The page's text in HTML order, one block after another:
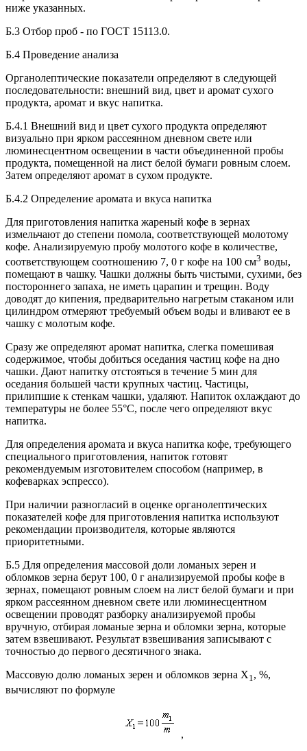
ниже указанных.
Б.3 Отбор проб - по ГОСТ 15113.0.
Б.4 Проведение анализа
Органолептические показатели определяют в следующей
последовательности: внешний вид, цвет и аромат сухого
продукта, аромат и вкус напитка.
Б.4.1 Внешний вид и цвет сухого продукта определяют
визуально при ярком рассеянном дневном свете или
люминесцентном освещении в части объединенной пробы
продукта, помещенной на лист белой бумаги ровным слоем.
Затем определяют аромат в сухом продукте.
Б.4.2 Определение аромата и вкуса напитка
Для приготовления напитка жареный кофе в зернах
измельчают до степени помола, соответствующей молотому
кофе. Анализируемую пробу молотого кофе в количестве,
соответствующем соотношению 7, 0 г кофе на 100 см3 воды,
помещают в чашку. Чашки должны быть чистыми, сухими, без
постороннего запаха, не иметь царапин и трещин. Воду
доводят до кипения, предварительно нагретым стаканом или
цилиндром отмеряют требуемый объем воды и вливают ее в
чашку с молотым кофе.
Сразу же определяют аромат напитка, слегка помешивая
содержимое, чтобы добиться оседания частиц кофе на дно
чашки. Дают напитку отстояться в течение 5 мин для
оседания большей части крупных частиц. Частицы,
прилипшие к стенкам чашки, удаляют. Напиток охлаждают до
температуры не более 55°С, после чего определяют вкус
напитка.
Для определения аромата и вкуса напитка кофе, требующего
специального приготовления, напиток готовят
рекомендуемым изготовителем способом (например, в
кофеварках эспрессо).
При наличии разногласий в оценке органолептических
показателей кофе для приготовления напитка используют
рекомендации производителя, которые являются
приоритетными.
Б.5 Для определения массовой доли ломаных зерен и
обломков зерна берут 100, 0 г анализируемой пробы кофе в
зернах, помещают ровным слоем на лист белой бумаги и при
ярком рассеянном дневном свете или люминесцентном
освещении проводят разборку анализируемой пробы
вручную, отбирая ломаные зерна и обломки зерна, которые
затем взвешивают. Результат взвешивания записывают с
точностью до первого десятичного знака.
Массовую долю ломаных зерен и обломков зерна X1, %,
вычисляют по формуле
,